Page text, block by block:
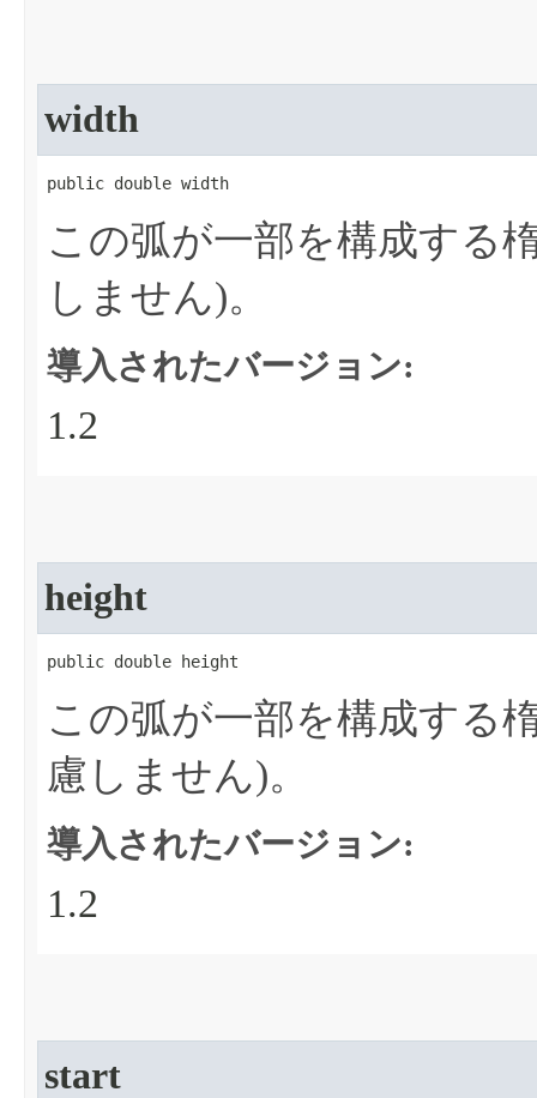
width
public double width
この弧が一部を構成する
しません)。
導入されたバージョン:
1.2
height
public double height
この弧が一部を構成する
慮しません)。
導入されたバージョン:
1.2
start